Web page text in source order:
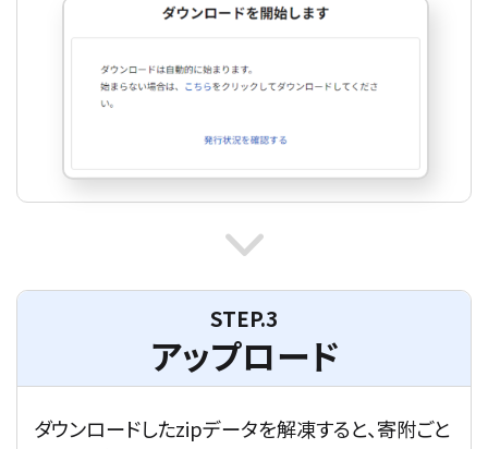
STEP.3
アップロード
ダウンロードしたzipデータを解凍すると、寄附ごと